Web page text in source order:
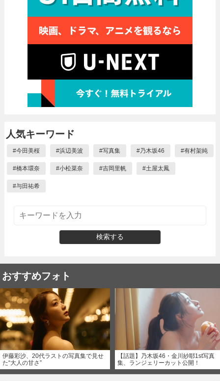
人気キーワード
#今田美桜 #浜辺美波 #写真集 #乃木坂46 #有村架純
#橋本環奈 #小松菜奈 #吉岡里帆 #土屋太鳳
#与田祐希
検索する
おすすめフォト
伊藤彩沙、20代ラストの写真集で見せ
た“大人の甘さ”
【話題】乃木坂46・金川紗耶1st写真
集、ランジェリーカット公開！